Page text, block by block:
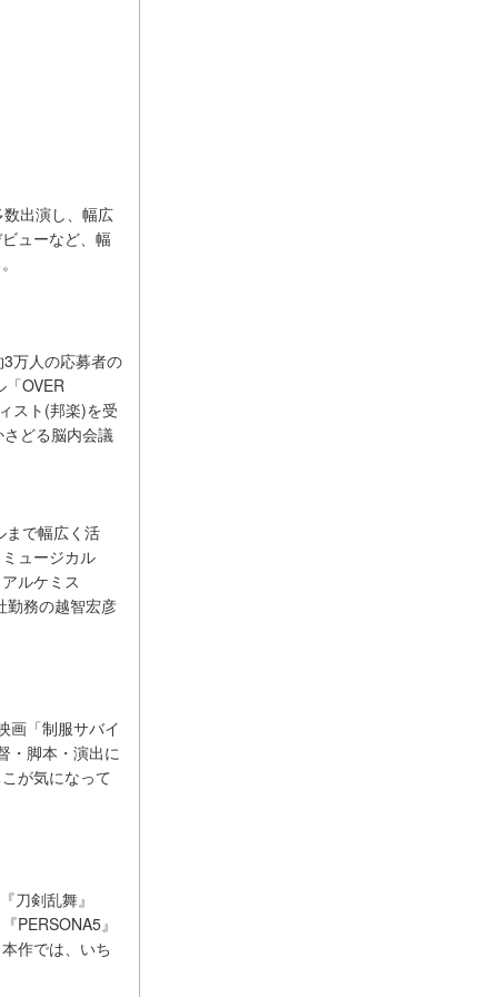
出演し、幅広
ューなど、幅
万⼈の応募者の
OVER
スト(邦楽)を受
どる脳内会議
まで幅広く活
ュージカル
ルケミス
勤務の越智宏彦
画「制服サバイ
・脚本・演出に
が気になって
刀剣乱舞』
PERSONA5』
作では、いち